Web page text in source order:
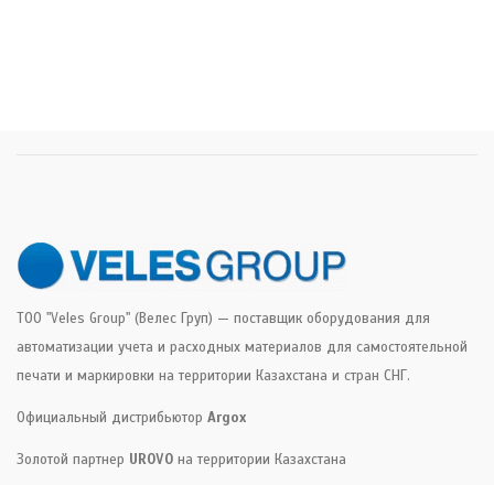
ТОО "Veles Group" (Велес Груп) — поставщик оборудования для
автоматизации учета и расходных материалов для самостоятельной
печати и маркировки на территории Казахстана и стран СНГ.
Официальный дистрибьютор Argox
Золотой партнер UROVO на территории Казахстана